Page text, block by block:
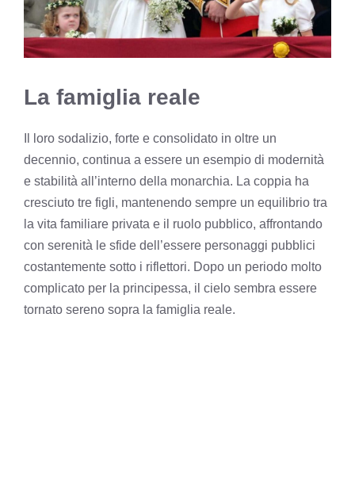
La famiglia reale
Il loro sodalizio, forte e consolidato in oltre un
decennio, continua a essere un esempio di modernità
e stabilità all’interno della monarchia. La coppia ha
cresciuto tre figli, mantenendo sempre un equilibrio tra
la vita familiare privata e il ruolo pubblico, affrontando
con serenità le sfide dell’essere personaggi pubblici
costantemente sotto i riflettori. Dopo un periodo molto
complicato per la principessa, il cielo sembra essere
tornato sereno sopra la famiglia reale.